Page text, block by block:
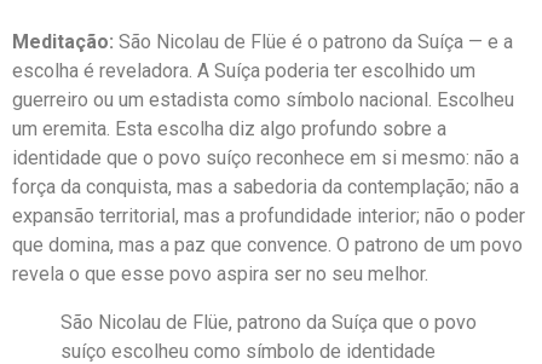
Meditação: São Nicolau de Flüe é o patrono da Suíça — e a
escolha é reveladora. A Suíça poderia ter escolhido um
guerreiro ou um estadista como símbolo nacional. Escolheu
um eremita. Esta escolha diz algo profundo sobre a
identidade que o povo suíço reconhece em si mesmo: não a
força da conquista, mas a sabedoria da contemplação; não a
expansão territorial, mas a profundidade interior; não o poder
que domina, mas a paz que convence. O patrono de um povo
revela o que esse povo aspira ser no seu melhor.
São Nicolau de Flüe, patrono da Suíça que o povo
suíço escolheu como símbolo de identidade